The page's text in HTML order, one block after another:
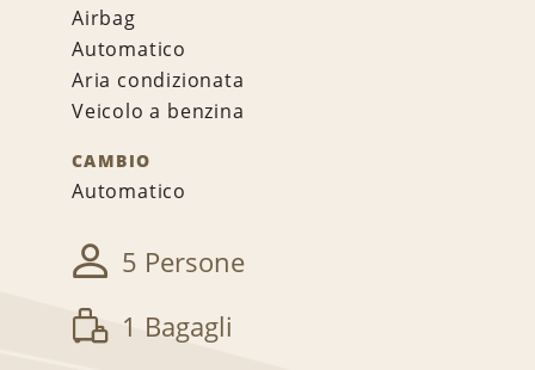
Airbag
Automatico
Aria condizionata
Veicolo a benzina
CAMBIO
Automatico
5 Persone
1 Bagagli